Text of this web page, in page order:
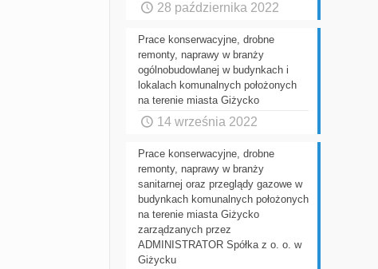
28 października 2022
Prace konserwacyjne, drobne
remonty, naprawy w branży
ogólnobudowlanej w budynkach i
lokalach komunalnych położonych
na terenie miasta Giżycko
14 września 2022
Prace konserwacyjne, drobne
remonty, naprawy w branży
sanitarnej oraz przeglądy gazowe w
budynkach komunalnych położonych
na terenie miasta Giżycko
zarządzanych przez
ADMINISTRATOR Spółka z o. o. w
Giżycku